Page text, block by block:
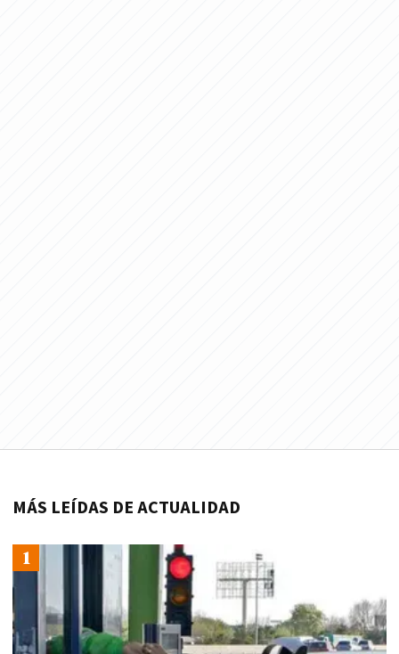
MÁS LEÍDAS DE ACTUALIDAD